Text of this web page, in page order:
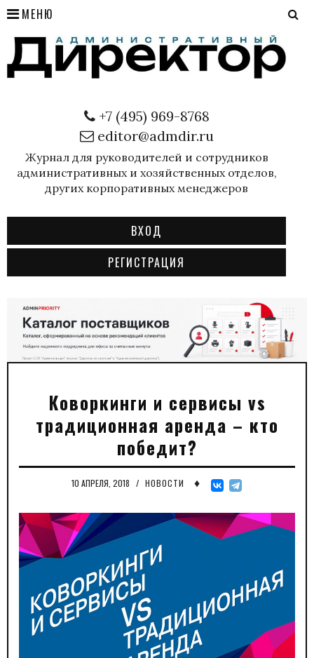
МЕНЮ
+7 (495) 969-8768
editor@admdir.ru
Журнал для руководителей и сотрудников
административных и хозяйственных отделов,
других корпоративных менеджеров
ВХОД
РЕГИСТРАЦИЯ
Коворкинги и сервисы vs
традиционная аренда – кто
победит?
10 АПРЕЛЯ, 2018 / НОВОСТИ ♦